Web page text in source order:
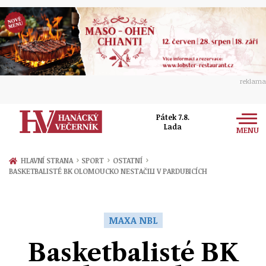
reklama
Pátek 7.8.
Lada
MENU
Zprávy
Přerov
Ekonomika
Ženy
Sport
HLAVNÍ STRANA › SPORT › OSTATNÍ ›
BASKETBALISTÉ BK OLOMOUCKO NESTAČILI V PARDUBICÍCH
MAXA NBL
Basketbalisté BK